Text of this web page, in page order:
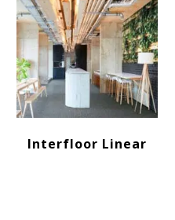
Interfloor Linear